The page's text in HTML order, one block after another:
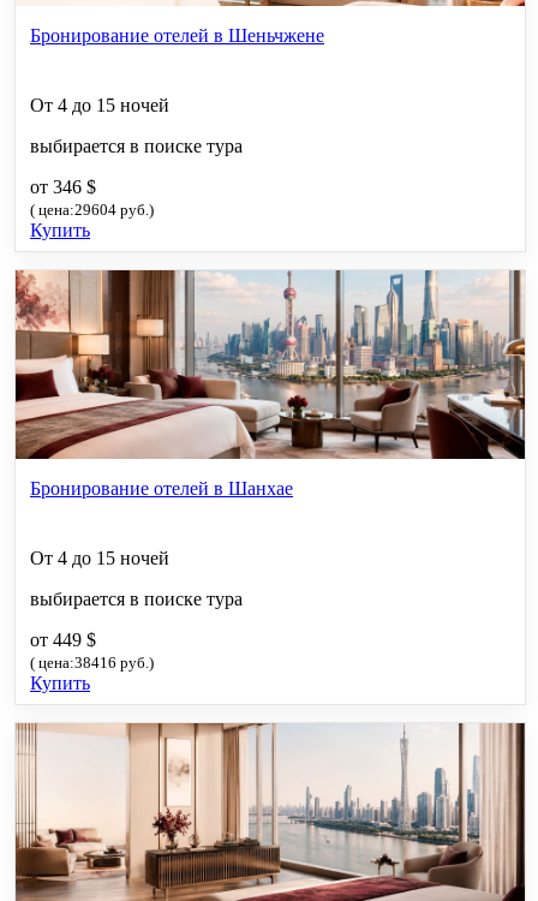
Бронирование отелей в Шеньчжене
От 4 до 15 ночей
выбирается в поиске тура
от 346 $
( цена:29604 руб.)
Купить
Бронирование отелей в Шанхае
От 4 до 15 ночей
выбирается в поиске тура
от 449 $
( цена:38416 руб.)
Купить